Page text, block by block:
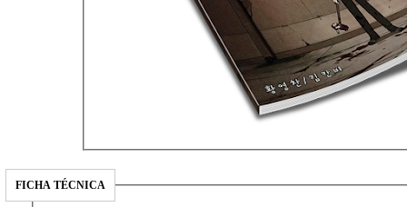
FICHA TÉCNICA